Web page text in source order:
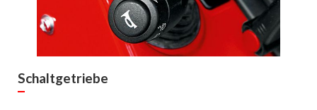
Schaltgetriebe